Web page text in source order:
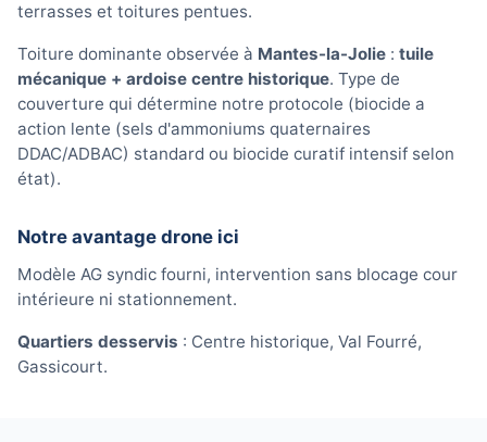
terrasses et toitures pentues.
Toiture dominante observée à Mantes-la-Jolie : tuile
mécanique + ardoise centre historique. Type de
couverture qui détermine notre protocole (biocide a
action lente (sels d'ammoniums quaternaires
DDAC/ADBAC) standard ou biocide curatif intensif selon
état).
Notre avantage drone ici
Modèle AG syndic fourni, intervention sans blocage cour
intérieure ni stationnement.
Quartiers desservis : Centre historique, Val Fourré,
Gassicourt.